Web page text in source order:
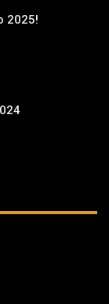
2025!